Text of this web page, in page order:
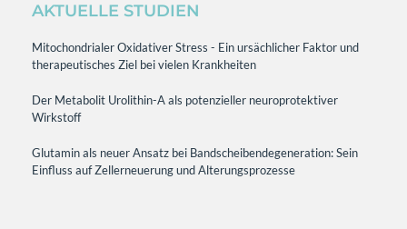
AKTUELLE STUDIEN
Mitochondrialer Oxidativer Stress - Ein ursächlicher Faktor und
therapeutisches Ziel bei vielen Krankheiten
Der Metabolit Urolithin-A als potenzieller neuroprotektiver
Wirkstoff
Glutamin als neuer Ansatz bei Bandscheibendegeneration: Sein
Einfluss auf Zellerneuerung und Alterungsprozesse